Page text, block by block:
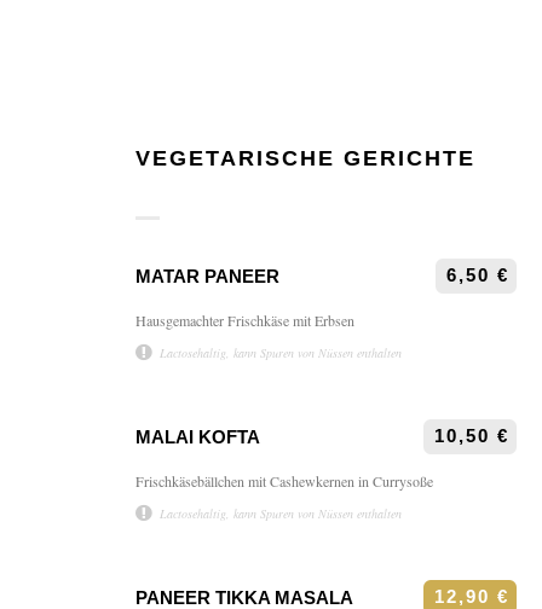
VEGETARISCHE GERICHTE
MATAR PANEER 6,50 €
Hausgemachter Frischkäse mit Erbsen
Lactosehaltig, kann Spuren von Nüssen enthalten
MALAI KOFTA 10,50 €
Frischkäsebällchen mit Cashewkernen in Currysoße
Lactosehaltig, kann Spuren von Nüssen enthalten
PANEER TIKKA MASALA 12,90 €